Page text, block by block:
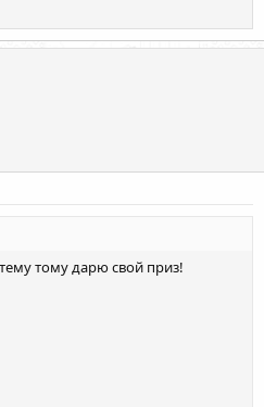
тому дарю свой приз!